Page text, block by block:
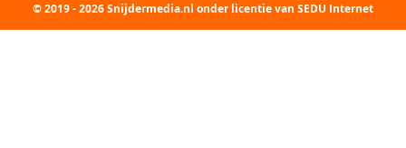
© 2019 - 2026 Snijdermedia.nl onder licentie van SEDU Internet